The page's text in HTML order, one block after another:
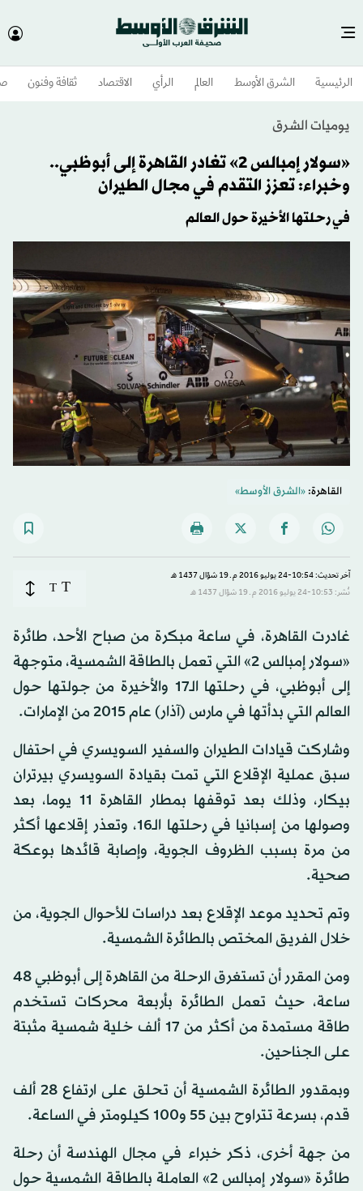
الرئيسية الشرق الأوسط​ العالم الرأي الاقتصاد ثقافة وفنون
يوميات الشرق
«سولار إمبالس 2» تغادر القاهرة إلى أبوظبي..
وخبراء: تعزز التقدم في مجال الطيران
في رحلتها الأخيرة حول العالم
القاهرة:«الشرق الأوسط»
آخر تحديث: 10:54-24 يوليو 2016 م ـ 19 شوّال 1437 هـ
نُشر: 10:53-24 يوليو 2016 م ـ 19 شوّال 1437 هـ
T
T
غادرت القاهرة، في ساعة مبكرة من صباح الأحد، طائرة
«سولار إمبالس 2» التي تعمل بالطاقة الشمسية، متوجهة
إلى أبوظبي، في رحلتها الـ17 والأخيرة من جولتها حول
العالم التي بدأتها في مارس (آذار) عام 2015 من الإمارات.
وشاركت قيادات الطيران والسفير السويسري في احتفال
سبق عملية الإقلاع التي تمت بقيادة السويسري بيرتران
بيكار، وذلك بعد توقفها بمطار القاهرة 11 يوما، بعد
وصولها من إسبانيا في رحلتها الـ16، وتعذر إقلاعها أكثر
من مرة بسبب الظروف الجوية، وإصابة قائدها بوعكة
صحية.
وتم تحديد موعد الإقلاع بعد دراسات للأحوال الجوية، من
خلال الفريق المختص بالطائرة الشمسية.
ومن المقرر أن تستغرق الرحلة من القاهرة إلى أبوظبي 48
ساعة، حيث تعمل الطائرة بأربعة محركات تستخدم
طاقة مستمدة من أكثر من 17 ألف خلية شمسية مثبتة
على الجناحين.
وبمقدور الطائرة الشمسية أن تحلق على ارتفاع 28 ألف
قدم، بسرعة تتراوح بين 55 و100 كيلومتر في الساعة.
من جهة أخرى، ذكر خبراء في مجال الهندسة أن رحلة
طائرة «سولار إمبالس 2» العاملة بالطاقة الشمسية حول